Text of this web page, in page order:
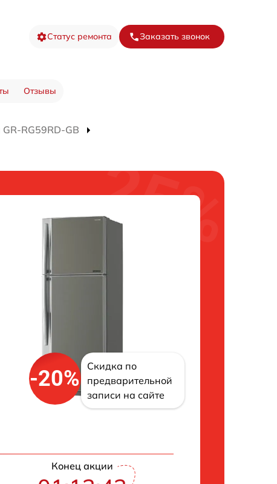
Статус ремонта Заказать звонок
Отзывы
RG59RD-GB
-20%
Скидка по
предварительной
записи на сайте
Конец акции